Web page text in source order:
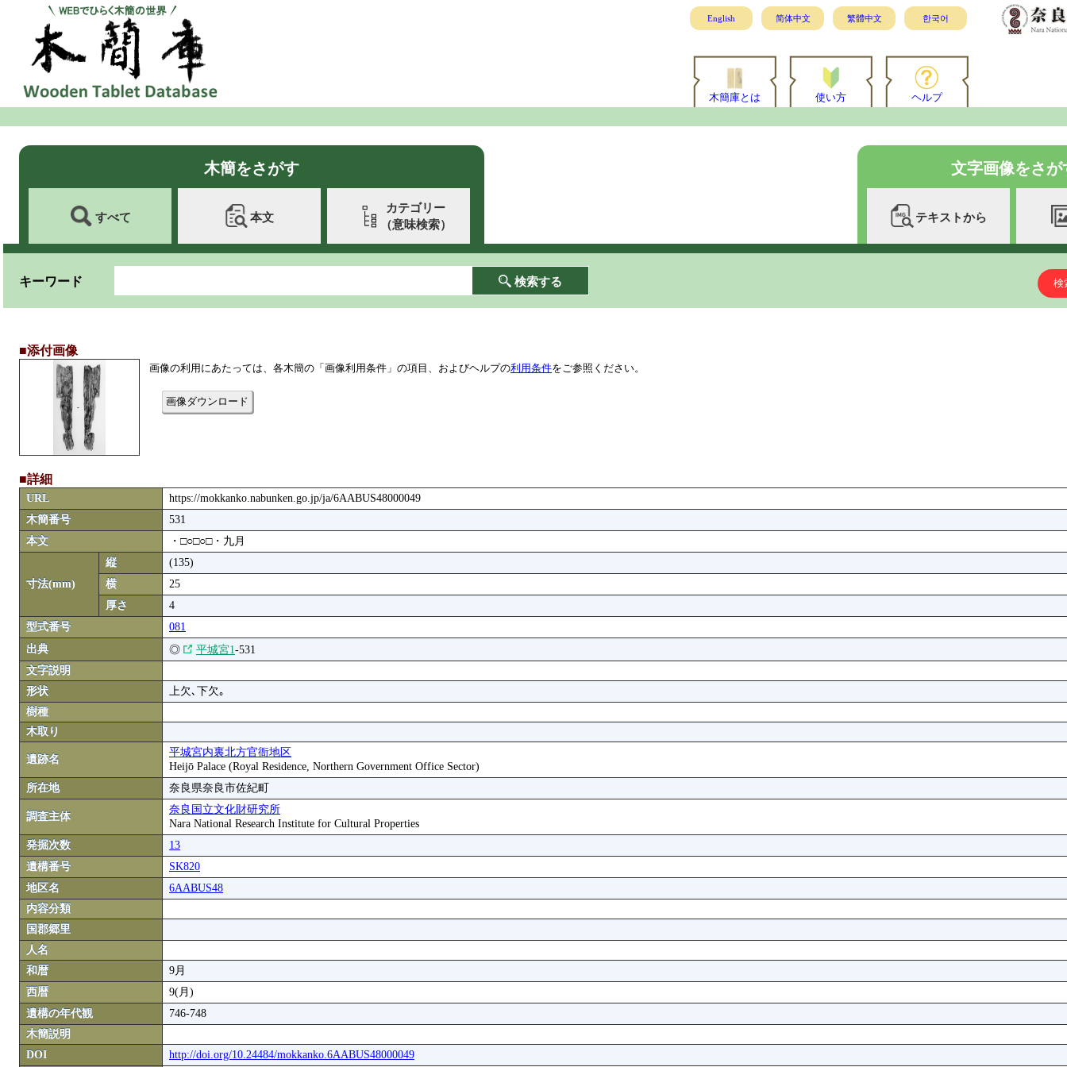
English 简体中文 繁體中文 한국어
木簡庫とは 使い方 ヘルプ
木簡をさがす
すべて 本文
カテゴリー
（意味検索）
文字画像をさが
テキストから
キーワード 検索する 検
■添付画像
画像の利用にあたっては、各木簡の「画像利用条件」の項目、およびヘルプの利用条件をご参照ください。
画像ダウンロード
■詳細
URL
https://mokkanko.nabunken.go.jp/ja/6AABUS48000049
木簡番号
531
本文
・□○□○□・九月
寸法(mm)
縦
(135)
横
25
厚さ
4
型式番号
081
出典
◎ 平城宮1-531
文字説明
形状
上欠､下欠｡
樹種
木取り
遺跡名
平城宮内裏北方官衙地区
Heijō Palace (Royal Residence, Northern Government Office Sector)
所在地
奈良県奈良市佐紀町
調査主体
奈良国立文化財研究所
Nara National Research Institute for Cultural Properties
発掘次数
13
遺構番号
SK820
地区名
6AABUS48
内容分類
国郡郷里
人名
和暦
9月
西暦
9(月)
遺構の年代観
746-748
木簡説明
DOI
http://doi.org/10.24484/mokkanko.6AABUS48000049